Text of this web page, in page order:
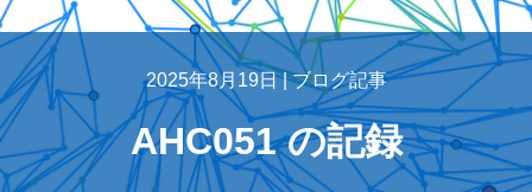
2025年8月19日 |ブログ記事
AHC051 の記録